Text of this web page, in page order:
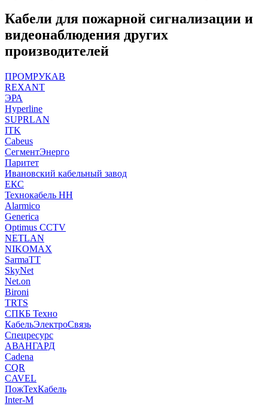
Кабели для пожарной сигнализации и
видеонаблюдения других
производителей
ПРОМРУКАВ
REXANT
ЭРА
Hyperline
SUPRLAN
ITK
Cabeus
СегментЭнерго
Паритет
Ивановский кабельный завод
ЕКС
Технокабель НН
Alarmico
Generica
Optimus CCTV
NETLAN
NIKOMAX
SarmaTT
SkyNet
Net.on
Bironi
TRTS
СПКБ Техно
КабельЭлектроСвязь
Спецресурс
АВАНГАРД
Cadena
CQR
CAVEL
ПожТехКабель
Inter-M